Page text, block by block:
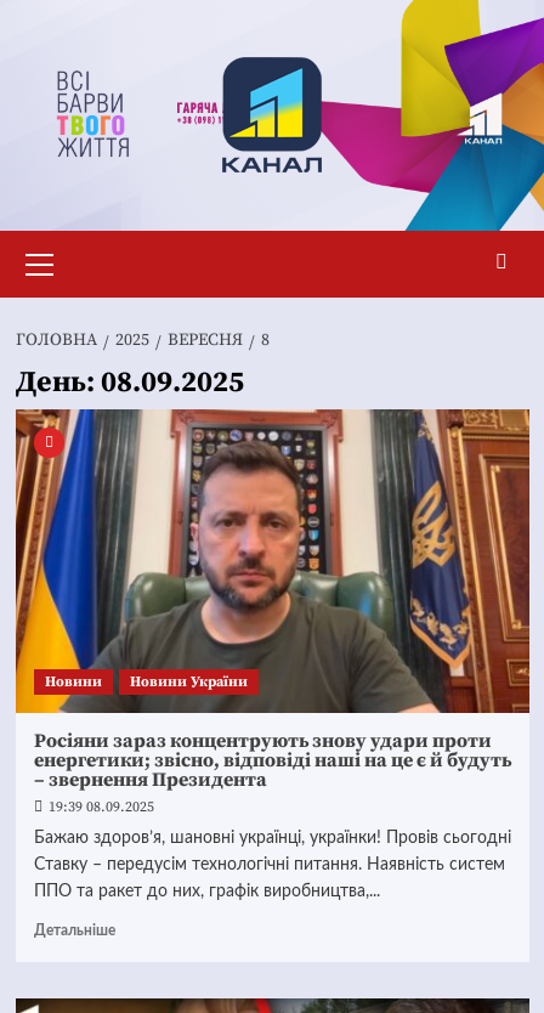
вмісту
меню
ГОЛОВНА 2025 ВЕРЕСНЯ 8
День: 08.09.2025
Новини Новини України
Росіяни зараз концентрують знову удари проти
енергетики; звісно, відповіді наші на це є й будуть
– звернення Президента
19:39 08.09.2025
Бажаю здоров’я, шановні українці, українки! Провів сьогодні
Ставку – передусім технологічні питання. Наявність систем
ППО та ракет до них, графік виробництва,...
Детальніше